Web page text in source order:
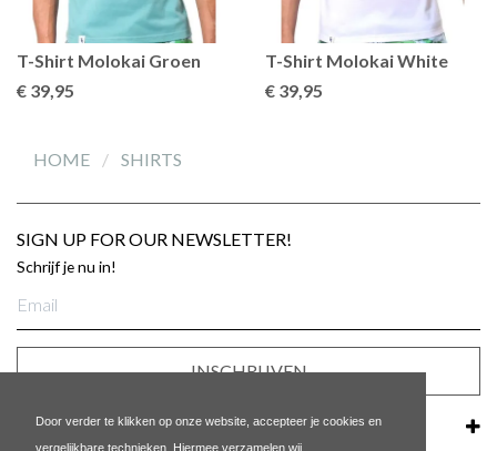
Door verder te klikken op onze website, accepteer je cookies en
vergelijkbare technieken. Hiermee verzamelen wij
T-Shirt Molokai Groen
€ 39,95
T-Shirt Molokai White
€ 39,95
HOME SHIRTS
SIGN UP FOR OUR NEWSLETTER!
Schrijf je nu in!
mailadres
INSCHRIJVEN
KLANTENSERVICE